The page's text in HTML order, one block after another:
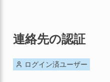
連絡先の認証
ログイン済ユーザー